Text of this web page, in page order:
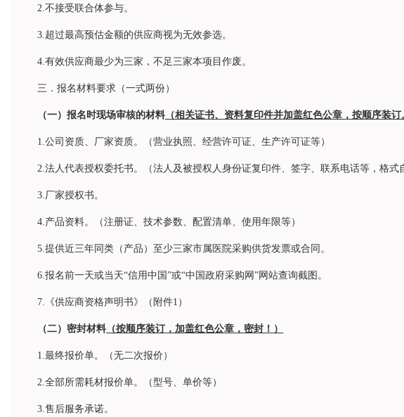
2.不接受联合体参与。
3.超过最高预估金额的供应商视为无效参选。
4.有效供应商最少为三家，不足三家本项目作废。
三．报名材料要求（一式两份）
（一）报名时现场审核的材料 （相关证书、资料复印件并加盖红色公章，按顺序装订
1.公司资质、厂家资质。（营业执照、经营许可证、生产许可证等）
2.法人代表授权委托书。（法人及被授权人身份证复印件、签字、联系电话等，格式
3.厂家授权书。
4.产品资料。（注册证、技术参数、配置清单、使用年限等）
5.提供近三年同类（产品）至少三家市属医院采购供货发票或合同。
6.报名前一天或当天“信用中国”或“中国政府采购网”网站查询截图。
7.《供应商资格声明书》（附件1）
（二）密封材料 （按顺序装订，加盖红色公章，密封！）
1.最终报价单。（无二次报价）
2.全部所需耗材报价单。（型号、单价等）
3.售后服务承诺。